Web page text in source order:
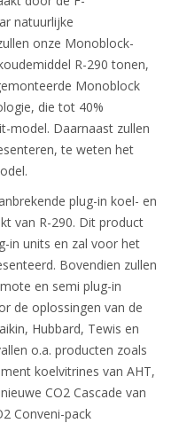
natuurlijke
onze Monoblock-
R-290 tonen,
Monoblock
die tot 40%
model. Daarnaast zullen
te weten het
plug-in koel- en
van R-290. Dit product
in units en zal voor het
Bovendien zullen
en semi plug-in
de oplossingen van de
Hubbard, Tewis en
o.a. producten zoals
koelvitrines van AHT,
CO2 Cascade van
Conveni-pack